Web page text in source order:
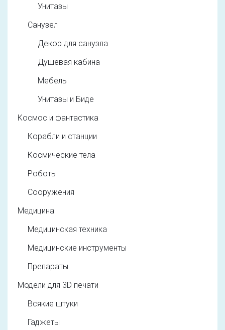
Унитазы
Санузел
Декор для санузла
Душевая кабина
Мебель
Унитазы и Биде
Космос и фантастика
Корабли и станции
Космические тела
Роботы
Сооружения
Медицина
Медицинская техника
Медицинские инструменты
Препараты
Модели для 3D печати
Всякие штуки
Гаджеты